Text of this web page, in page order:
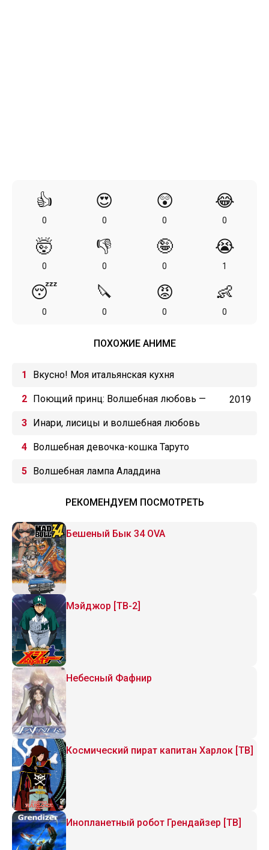
👍
0
😍
0
😲
0
😂
0
🤯
0
👎
0
🤪
0
😭
1
😴
0
🔪
0
😡
0
👶
0
ПОХОЖИЕ АНИМЕ
Вкусно! Моя итальянская кухня
Поющий принц: Волшебная любовь —
Королевство
2019
Инари, лисицы и волшебная любовь
Волшебная девочка-кошка Таруто
Волшебная лампа Аладдина
РЕКОМЕНДУЕМ ПОСМОТРЕТЬ
Бешеный Бык 34 OVA
Мэйджор [ТВ-2]
Небесный Фафнир
Космический пират капитан Харлок [ТВ]
Инопланетный робот Грендайзер [ТВ]